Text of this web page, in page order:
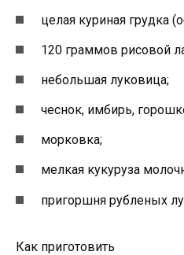
целая куриная грудка
120 граммов рисовой
небольшая луковица;
чеснок, имбирь,
морковка;
мелкая кукуруза
пригоршня рубленых
Как приготовить